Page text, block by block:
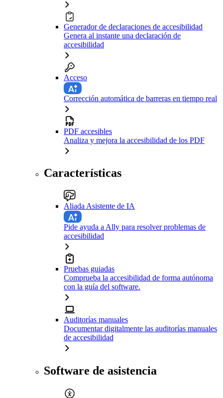
Generador de declaraciones de accesibilidad
Genera al instante una declaración de
accesibilidad
Acceso
Corrección automática de barreras en tiempo real
PDF accesibles
Analiza y mejora la accesibilidad de los PDF
Características
Aliada Asistente de IA
Pide ayuda a Ally para resolver problemas de
accesibilidad
Pruebas guiadas
Comprueba la accesibilidad de forma autónoma
con la guía del software.
Auditorías manuales
Documentar digitalmente las auditorías manuales
de accesibilidad
Software de asistencia